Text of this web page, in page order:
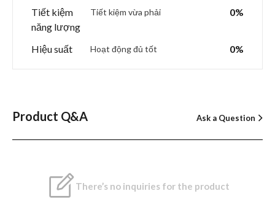
Tiết kiệm
năng lượng
Tiết kiệm vừa phải 0%
Hiệu suất Hoạt động đủ tốt 0%
Product Q&A Ask a Question
There’s no inquiries for the product